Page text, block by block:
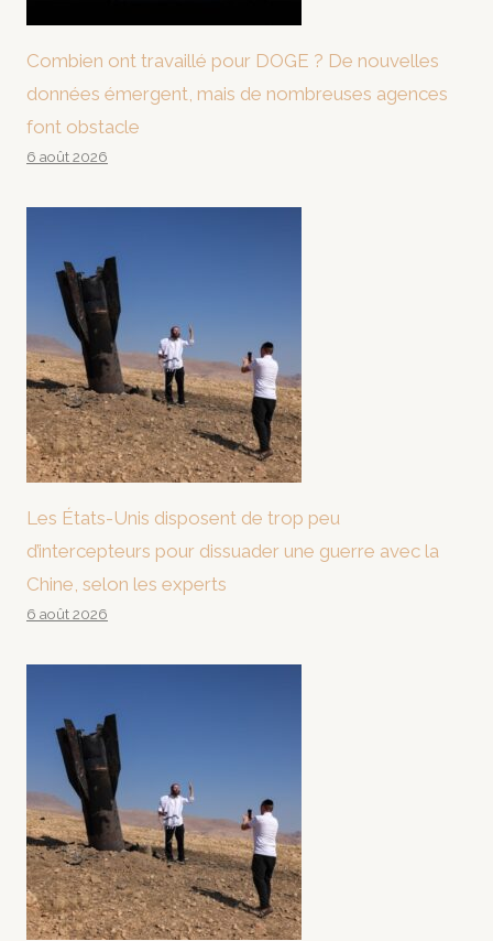
Combien ont travaillé pour DOGE ? De nouvelles
données émergent, mais de nombreuses agences
font obstacle
6 août 2026
Les États-Unis disposent de trop peu
d’intercepteurs pour dissuader une guerre avec la
Chine, selon les experts
6 août 2026